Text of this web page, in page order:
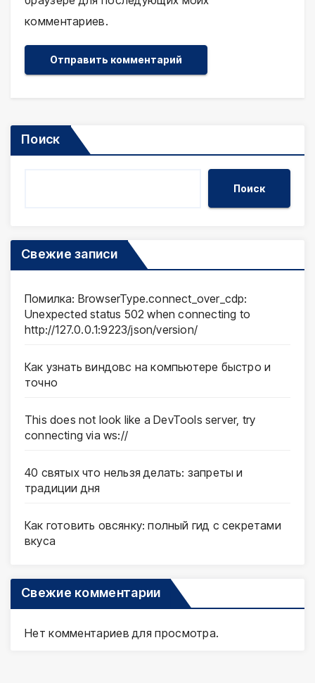
комментариев.
Поиск
Поиск
Свежие записи
Помилка: BrowserType.connect_over_cdp:
Unexpected status 502 when connecting to
http://127.0.0.1:9223/json/version/
Как узнать виндовс на компьютере быстро и
точно
This does not look like a DevTools server, try
connecting via ws://
40 святых что нельзя делать: запреты и
традиции дня
Как готовить овсянку: полный гид с секретами
вкуса
Свежие комментарии
Нет комментариев для просмотра.